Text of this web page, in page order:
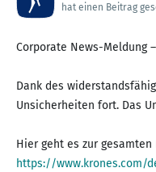
hat einen Beitrag
Corporate News-Meldung
Dank des
Unsicherheiten fort. Das
https://www.krones.com/